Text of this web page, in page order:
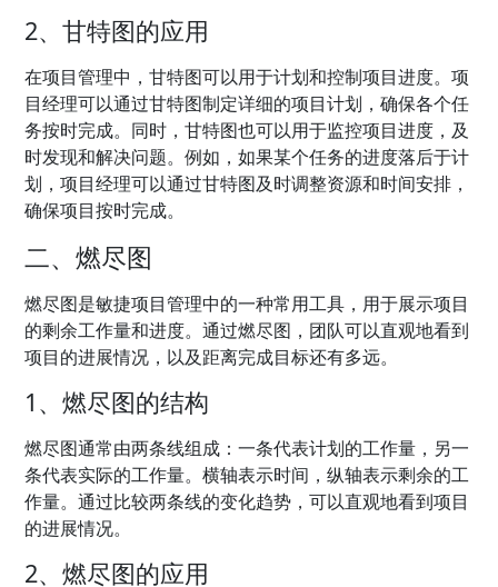
2、甘特图的应用
在项目管理中，甘特图可以用于计划和控制项目进度。项
目经理可以通过甘特图制定详细的项目计划，确保各个任
务按时完成。同时，甘特图也可以用于监控项目进度，及
时发现和解决问题。例如，如果某个任务的进度落后于计
划，项目经理可以通过甘特图及时调整资源和时间安排，
确保项目按时完成。
二、燃尽图
燃尽图是敏捷项目管理中的一种常用工具，用于展示项目
的剩余工作量和进度。通过燃尽图，团队可以直观地看到
项目的进展情况，以及距离完成目标还有多远。
1、燃尽图的结构
燃尽图通常由两条线组成：一条代表计划的工作量，另一
条代表实际的工作量。横轴表示时间，纵轴表示剩余的工
作量。通过比较两条线的变化趋势，可以直观地看到项目
的进展情况。
2、燃尽图的应用